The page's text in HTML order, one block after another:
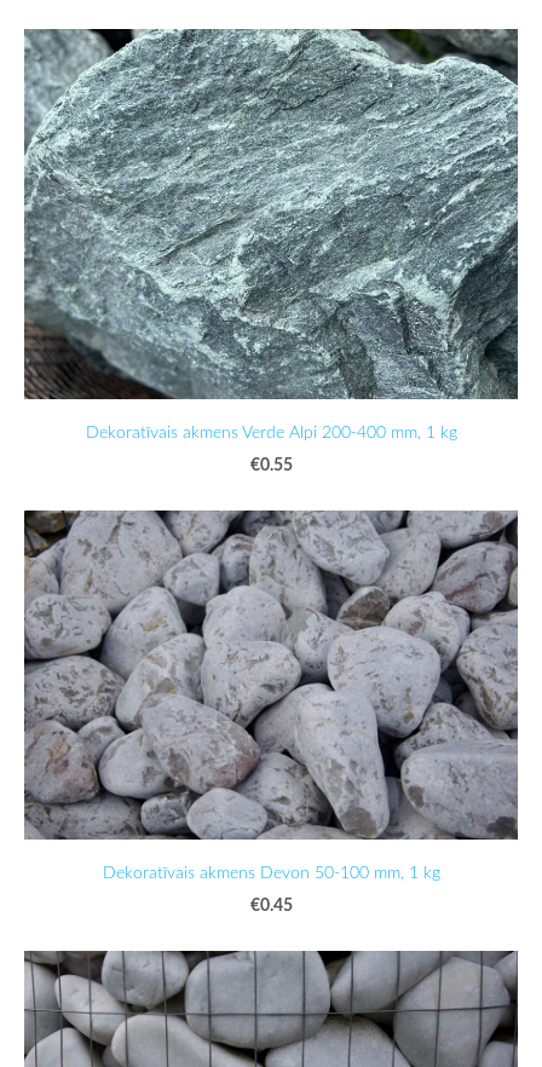
Dekoratīvais akmens Verde Alpi 200-400 mm, 1 kg
€0.55
Dekoratīvais akmens Devon 50-100 mm, 1 kg
€0.45